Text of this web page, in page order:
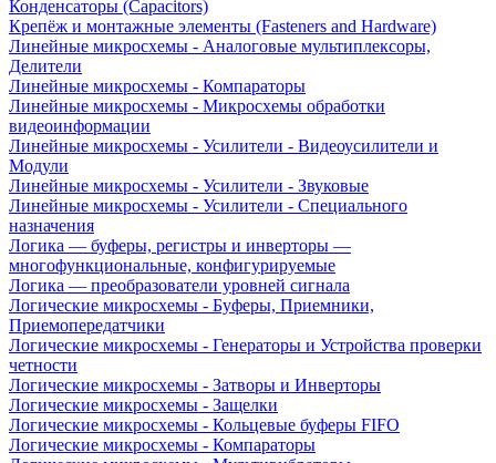
Конденсаторы (Capacitors)
Крепёж и монтажные элементы (Fasteners and Hardware)
Линейные микросхемы - Аналоговые мультиплексоры,
Делители
Линейные микросхемы - Компараторы
Линейные микросхемы - Микросхемы обработки
видеоинформации
Линейные микросхемы - Усилители - Видеоусилители и
Модули
Линейные микросхемы - Усилители - Звуковые
Линейные микросхемы - Усилители - Специального
назначения
Логика — буферы, регистры и инверторы —
многофункциональные, конфигурируемые
Логика — преобразователи уровней сигнала
Логические микросхемы - Буферы, Приемники,
Приемопередатчики
Логические микросхемы - Генераторы и Устройства проверки
четности
Логические микросхемы - Затворы и Инверторы
Логические микросхемы - Защелки
Логические микросхемы - Кольцевые буферы FIFO
Логические микросхемы - Компараторы